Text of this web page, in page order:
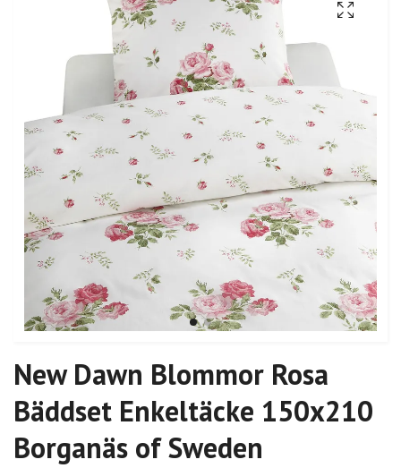
New Dawn Blommor Rosa
Bäddset Enkeltäcke 150x210
Borganäs of Sweden